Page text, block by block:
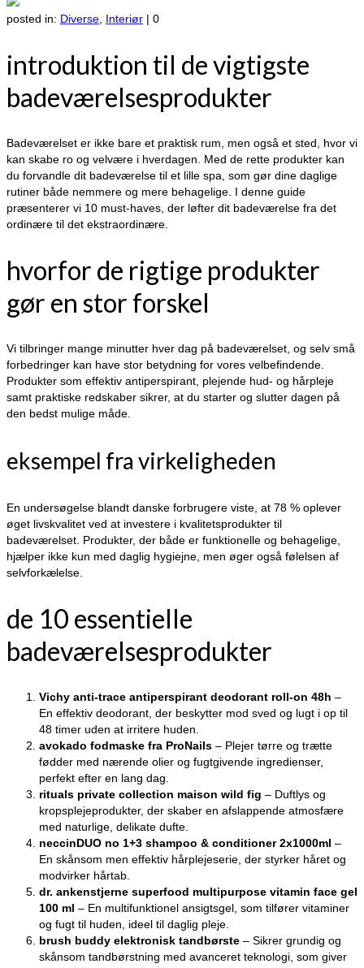
posted in: Diverse Interiør | 0
introduktion til de vigtigste
badeværelsesprodukter
Badeværelset er ikke bare et praktisk rum, men også et sted, hvor vi
kan skabe ro og velvære i hverdagen. Med de rette produkter kan
du forvandle dit badeværelse til et lille spa, som gør dine daglige
rutiner både nemmere og mere behagelige. I denne guide
præsenterer vi 10 must-haves, der løfter dit badeværelse fra det
ordinære til det ekstraordinære.
hvorfor de rigtige produkter
gør en stor forskel
Vi tilbringer mange minutter hver dag på badeværelset, og selv små
forbedringer kan have stor betydning for vores velbefindende.
Produkter som effektiv antiperspirant, plejende hud- og hårpleje
samt praktiske redskaber sikrer, at du starter og slutter dagen på
den bedst mulige måde.
eksempel fra virkeligheden
En undersøgelse blandt danske forbrugere viste, at 78 % oplever
øget livskvalitet ved at investere i kvalitetsprodukter til
badeværelset. Produkter, der både er funktionelle og behagelige,
hjælper ikke kun med daglig hygiejne, men øger også følelsen af
selvforkælelse.
de 10 essentielle
badeværelsesprodukter
Vichy anti-trace antiperspirant deodorant roll-on 48h –
En effektiv deodorant, der beskytter mod sved og lugt i op til
48 timer uden at irritere huden.
avokado fodmaske fra ProNails – Plejer tørre og trætte
fødder med nærende olier og fugtgivende ingredienser,
perfekt efter en lang dag.
rituals private collection maison wild fig – Duftlys og
kropsplejeprodukter, der skaber en afslappende atmosfære
med naturlige, delikate dufte.
neccinDUO no 1+3 shampoo & conditioner 2x1000ml –
En skånsom men effektiv hårplejeserie, der styrker håret og
modvirker hårtab.
dr. ankenstjerne superfood multipurpose vitamin face gel
100 ml – En multifunktionel ansigtsgel, som tilfører vitaminer
og fugt til huden, ideel til daglig pleje.
brush buddy elektronisk tandbørste – Sikrer grundig og
skånsom tandbørstning med avanceret teknologi, som giver